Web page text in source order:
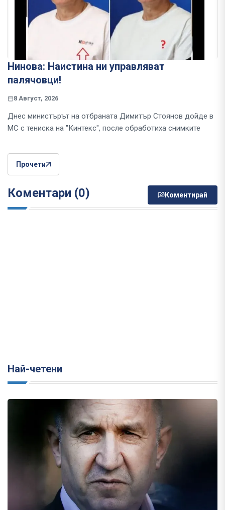
Нинова: Наистина ни управляват
палячовци!
8 Август, 2026
Днес министърът на отбраната Димитър Стоянов дойде в
МС с тениска на "Кинтекс", после обработиха снимките
Прочети
Коментари (0) Коментирай
Най-четени